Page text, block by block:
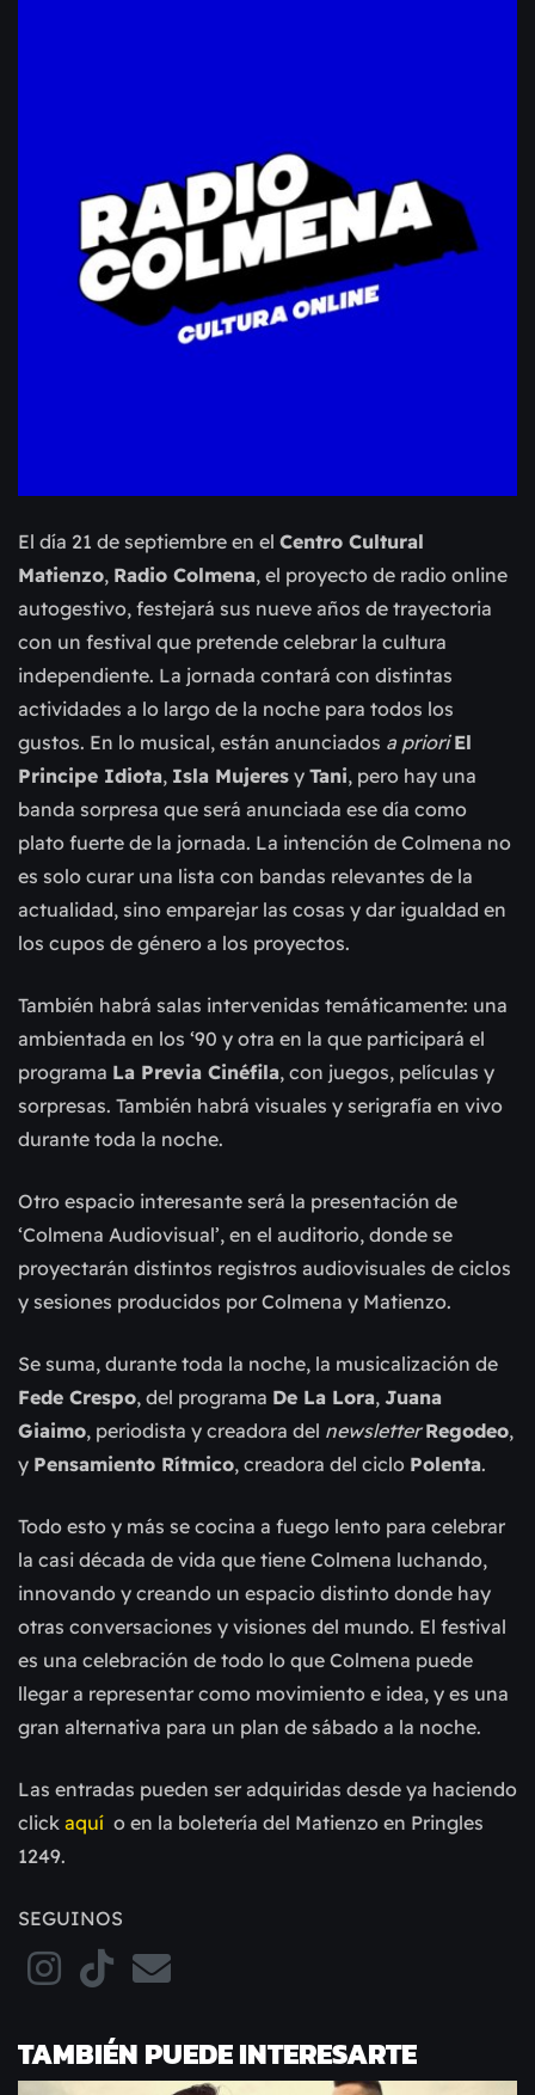
El día 21 de septiembre en el Centro Cultural
Matienzo, Radio Colmena, el proyecto de radio online
autogestivo, festejará sus nueve años de trayectoria
con un festival que pretende celebrar la cultura
independiente. La jornada contará con distintas
actividades a lo largo de la noche para todos los
gustos. En lo musical, están anunciados a priori El
Principe Idiota, Isla Mujeres y Tani, pero hay una
banda sorpresa que será anunciada ese día como
plato fuerte de la jornada. La intención de Colmena no
es solo curar una lista con bandas relevantes de la
actualidad, sino emparejar las cosas y dar igualdad en
los cupos de género a los proyectos.
También habrá salas intervenidas temáticamente: una
ambientada en los ‘90 y otra en la que participará el
programa La Previa Cinéfila, con juegos, películas y
sorpresas. También habrá visuales y serigrafía en vivo
durante toda la noche.
Otro espacio interesante será la presentación de
‘Colmena Audiovisual’, en el auditorio, donde se
proyectarán distintos registros audiovisuales de ciclos
y sesiones producidos por Colmena y Matienzo.
Se suma, durante toda la noche, la musicalización de
Fede Crespo, del programa De La Lora, Juana
Giaimo, periodista y creadora del newsletter Regodeo,
y Pensamiento Rítmico, creadora del ciclo Polenta.
Todo esto y más se cocina a fuego lento para celebrar
la casi década de vida que tiene Colmena luchando,
innovando y creando un espacio distinto donde hay
otras conversaciones y visiones del mundo. El festival
es una celebración de todo lo que Colmena puede
llegar a representar como movimiento e idea, y es una
gran alternativa para un plan de sábado a la noche.
Las entradas pueden ser adquiridas desde ya haciendo
click aquí o en la boletería del Matienzo en Pringles
1249.
SEGUINOS
TAMBIÉN PUEDE INTERESARTE